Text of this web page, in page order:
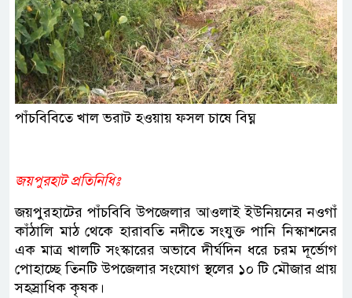
পাঁচবিবিতে খাল ভরাট হওয়ায় ফসল চাষে বিঘ্ন
জয়পুরহাট প্রতিনিধিঃ
জয়পুরহাটের পাঁচবিবি উপজেলার আওলাই ইউনিয়নের নওগাঁ
কাঁঠালি মাঠ থেকে হারাবতি নদীতে সংযুক্ত পানি নিস্কাশনের
এক মাত্র খালটি সংস্কারের অভাবে দীর্ঘদিন ধরে চরম দূর্ভোগ
পোহাচ্ছে তিনটি উপজেলার সংযোগ স্থলের ১০ টি মৌজার প্রায়
সহস্রাধিক কৃষক।